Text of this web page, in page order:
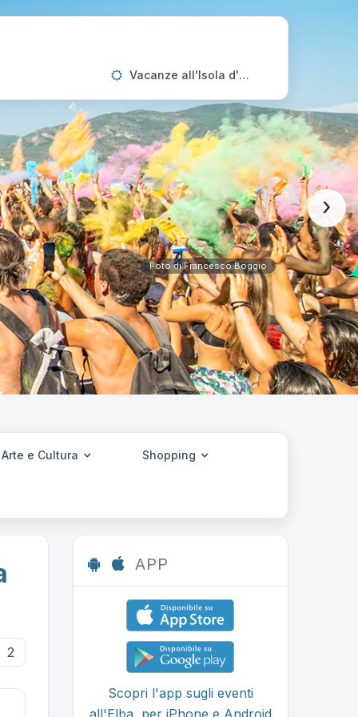
Vacanze all'Isola d'Elba
Foto di Francesco Boggio
›
Arte e Cultura Shopping
2
APP
Scopri l'app sugli eventi
all'Elba, per iPhone e Android